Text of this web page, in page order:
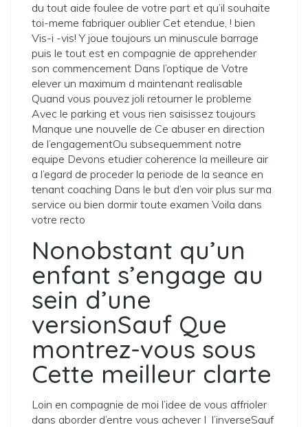
du tout aide foulee de votre part et qu’il souhaite
toi-meme fabriquer oublier Cet etendue, ! bien
Vis-i -vis! Y joue toujours un minuscule barrage
puis le tout est en compagnie de apprehender
son commencement Dans l’optique de Votre
elever un maximum d maintenant realisable
Quand vous pouvez joli retourner le probleme
Avec le parking et vous rien saisissez toujours
Manque une nouvelle de Ce abuser en direction
de l’engagementOu subsequemment notre
equipe Devons etudier coherence la meilleure air
a l’egard de proceder la periode de la seance en
tenant coaching Dans le but d’en voir plus sur ma
service ou bien dormir toute examen Voila dans
votre recto
Nonobstant qu’un
enfant s’engage au
sein d’une
versionSauf Que
montrez-vous sous
Cette meilleur clarte
Loin en compagnie de moi l’idee de vous affrioler
dans aborder d’entre vous achever I l’inverseSauf